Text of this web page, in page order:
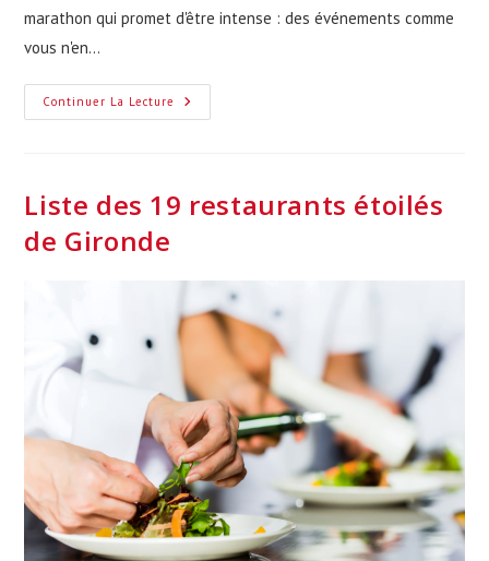
marathon qui promet d'être intense : des événements comme
vous n'en…
Continuer La Lecture Tout
Savoir
Électronique »
À
Liste des 19 restaurants étoilés
de Gironde